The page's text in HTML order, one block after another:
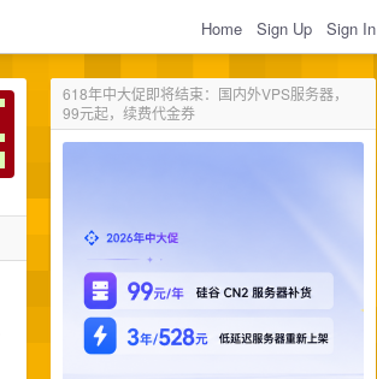
Home Sign Up Sign In
618年中大促即将结束：国内外VPS服务器，
99元起，续费代金券